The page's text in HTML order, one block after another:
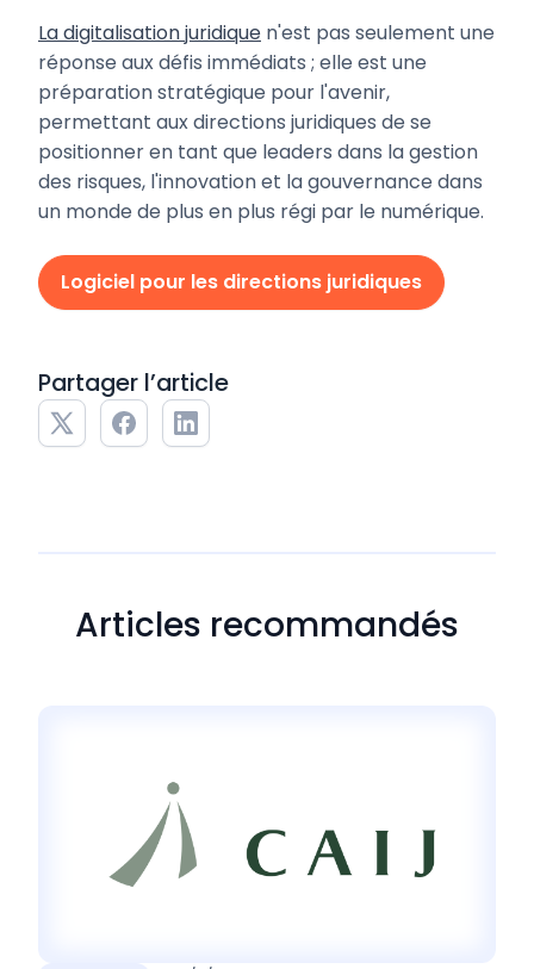
Partager l’article
La digitalisation juridique n'est pas seulement une
réponse aux défis immédiats ; elle est une
préparation stratégique pour l'avenir,
permettant aux directions juridiques de se
positionner en tant que leaders dans la gestion
des risques, l'innovation et la gouvernance dans
un monde de plus en plus régi par le numérique.
Logiciel pour les directions juridiques
Articles recommandés